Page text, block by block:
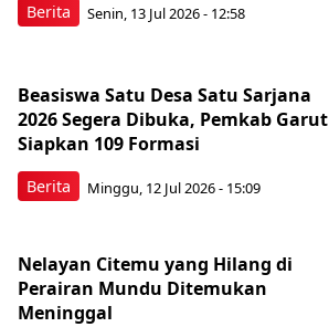
Berita Senin, 13 Jul 2026 - 12:58
Berita
Beasiswa Satu Desa Satu Sarjana
2026 Segera Dibuka, Pemkab Garut
Siapkan 109 Formasi
Minggu, 12 Jul 2026 - 15:09
Nelayan Citemu yang Hilang di
Perairan Mundu Ditemukan
Meninggal